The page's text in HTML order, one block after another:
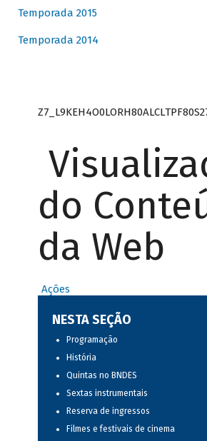
Temporada 2015
Temporada 2014
do
da Web
Ações
NESTA SEÇÃO
Programação
História
Quintas no BNDES
Sextas instrumentais
Reserva de ingressos
Filmes e festivais de cinema